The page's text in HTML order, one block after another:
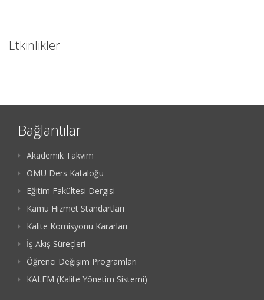
Etkinlikler
Bağlantılar
Akademik Takvim
OMÜ Ders Kataloğu
Eğitim Fakültesi Dergisi
Kamu Hizmet Standartları
Kalite Komisyonu Kararları
İş Akış Süreçleri
Öğrenci Değişim Programları
KALEM (Kalite Yönetim Sistemi)